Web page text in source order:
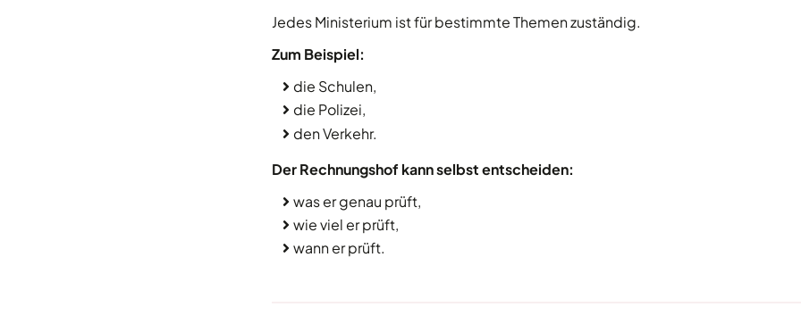
Jedes Ministerium ist für bestimmte Themen zuständig.
Zum Beispiel:
die Schulen,
die Polizei,
den Verkehr.
Der Rechnungshof kann selbst entscheiden:
was er genau prüft,
wie viel er prüft,
wann er prüft.